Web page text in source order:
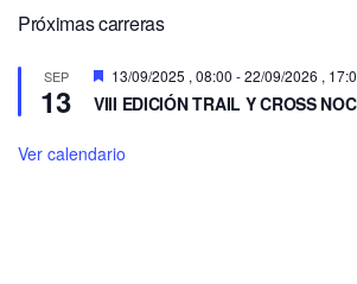
Próximas carreras
SEP
13
Destacado
13/09/2025 , 08:00 -22/09/2026 ,
VIII EDICIÓN TRAIL Y CROSS
Ver calendario